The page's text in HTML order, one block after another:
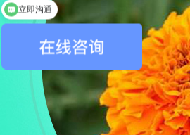
您需要什么产品